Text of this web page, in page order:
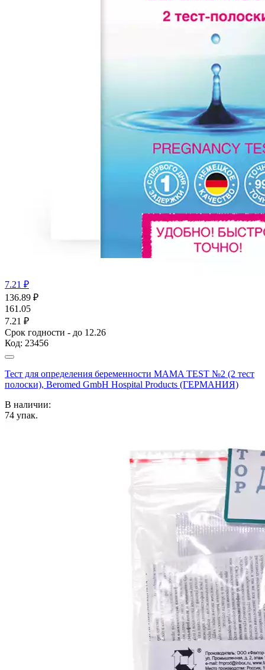
7.21 ₽
136.89 ₽
161.05
7.21 ₽
Срок годности - до 12.26
Код: 23456
Тест для определения беременности MAMA TEST №2 (2 тест
полоски), Beromed GmbH Hospital Products (ГЕРМАНИЯ)
В наличии:
74 упак.